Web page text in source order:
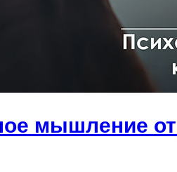
мышление от